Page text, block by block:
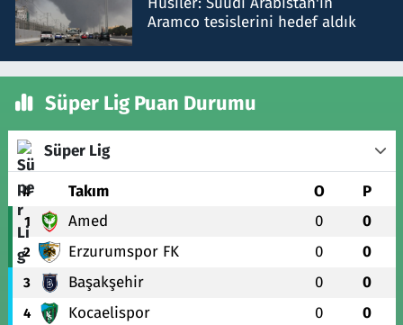
Aramco tesislerini hedef aldık
Süper Lig Puan Durumu
Süper Lig
# Takım O P
1 Amed 0 0
2 Erzurumspor FK 0 0
3 Başakşehir 0 0
4 Kocaelispor 0 0